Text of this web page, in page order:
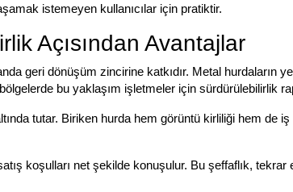
istemeyen kullanıcılar için pratiktir.
Açısından Avantajlar
geri dönüşüm zincirine katkıdır. Metal hurdaların
bu yaklaşım işletmeler için sürdürülebilirlik
tutar. Biriken hurda hem görüntü kirliliği hem
koşulları net şekilde konuşulur. Bu şeffaflık,